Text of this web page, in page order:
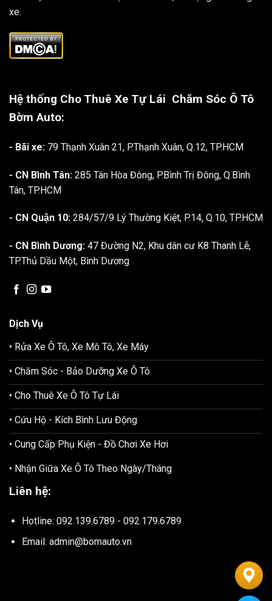
xe.
Hệ thống Cho Thuê Xe Tự Lái Chăm Sóc Ô Tô
Bờm Auto:
- Bãi xe: 79 Thạnh Xuân 21, P.Thạnh Xuân, Q.12, TP.HCM
- CN Bình Tân: 285 Tân Hòa Đông, P.Bình Trị Đông, Q.Bình
Tân, TP.HCM
- CN Quận 10: 284/57/9 Lý Thường Kiệt, P.14, Q.10, TP.HCM
- CN Bình Dương: 47 Đường N2, Khu dân cư K8 Thanh Lễ,
TP.Thủ Dầu Một, Bình Dương
Dịch Vụ
• Rửa Xe Ô Tô, Xe Mô Tô, Xe Máy
• Chăm Sóc - Bảo Dưỡng Xe Ô Tô
• Cho Thuê Xe Ô Tô Tự Lái
• Cứu Hộ - Kích Bình Lưu Động
• Cung Cấp Phụ Kiện - Đồ Chơi Xe Hơi
• Nhận Giữa Xe Ô Tô Theo Ngày/Tháng
Liên hệ:
Hotline: 092.139.6789 - 092.179.6789
Email: admin@bomauto.vn